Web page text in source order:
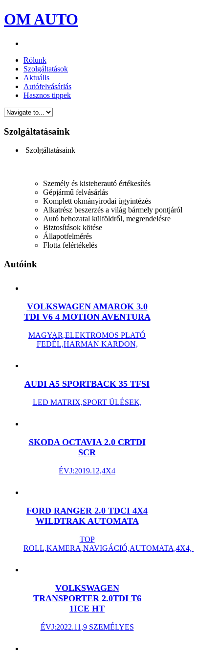
OM AUTO
Rólunk
Szolgáltatások
Aktuális
Autófelvásárlás
Hasznos tippek
Szolgáltatásaink
Szolgáltatásaink
Személy és kisteherautó értékesítés
Gépjármű felvásárlás
Komplett okmányirodai ügyintézés
Alkatrész beszerzés a világ bármely pontjáról
Autó behozatal külföldről, megrendelésre
Biztosítások kötése
Állapotfelmérés
Flotta felértékelés
Autóink
VOLKSWAGEN AMAROK 3.0
TDI V6 4 MOTION AVENTURA
MAGYAR,ELEKTROMOS PLATÓ
FEDÉL,HARMAN KARDON,
AUDI A5 SPORTBACK 35 TFSI
LED MATRIX,SPORT ÜLÉSEK,
SKODA OCTAVIA 2.0 CRTDI
SCR
ÉVJ:2019.12,4X4
FORD RANGER 2.0 TDCI 4X4
WILDTRAK AUTOMATA
TOP
ROLL,KAMERA,NAVIGÁCIÓ,AUTOMATA,4X4,
VOLKSWAGEN
TRANSPORTER 2.0TDI T6
1ICE HT
ÉVJ:2022.11,9 SZEMÉLYES